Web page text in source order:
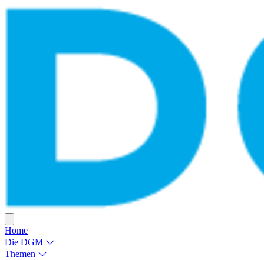
Home
Die DGM
Themen